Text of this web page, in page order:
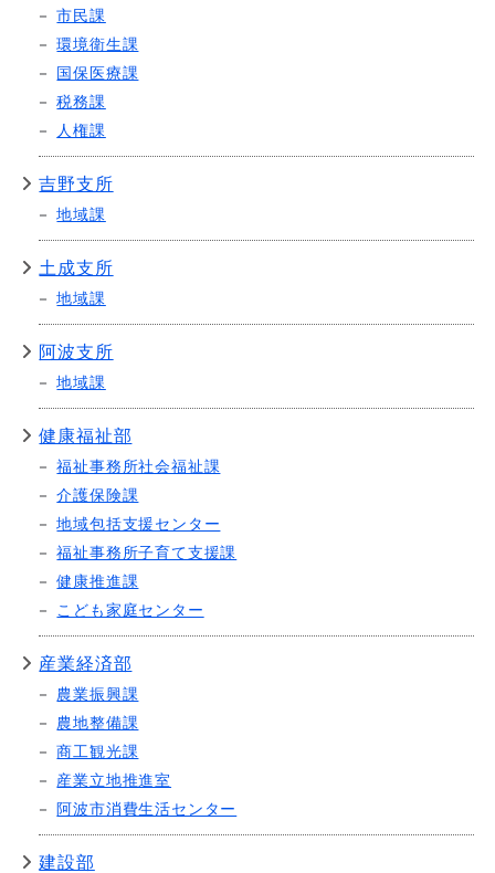
市民課
環境衛生課
国保医療課
税務課
人権課
吉野支所
地域課
土成支所
地域課
阿波支所
地域課
健康福祉部
福祉事務所社会福祉課
介護保険課
地域包括支援センター
福祉事務所子育て支援課
健康推進課
こども家庭センター
産業経済部
農業振興課
農地整備課
商工観光課
産業立地推進室
阿波市消費生活センター
建設部